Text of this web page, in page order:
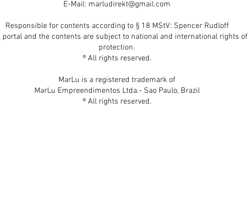
E-Mail: marludirekt@gmail.com
Responsible for contents according to § 18 MStV: Spencer Rudloff
portal and the contents are subject to national and international rights of
protection.
® All rights reserved.
MarLu is a registered trademark of
MarLu Empreendimentos Ltda.- Sao Paulo, Brazil
® All rights reserved.